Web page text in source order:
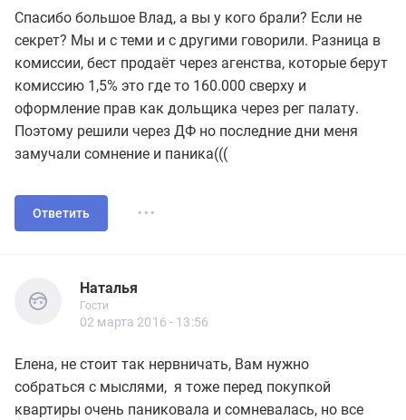
Спасибо большое Влад, а вы у кого брали? Если не
секрет? Мы и с теми и с другими говорили. Разница в
комиссии, бест продаёт через агенства, которые берут
комиссию 1,5% это где то 160.000 сверху и
оформление прав как дольщика через рег палату.
Поэтому решили через ДФ но последние дни меня
замучали сомнение и паника(((
Ответить ...
Наталья
Наталья
Гости
Гости
02 марта 2016 - 13:56
Елена, не стоит так нервничать, Вам нужно
собраться с мыслями, я тоже перед покупкой
квартиры очень паниковала и сомневалась, но все